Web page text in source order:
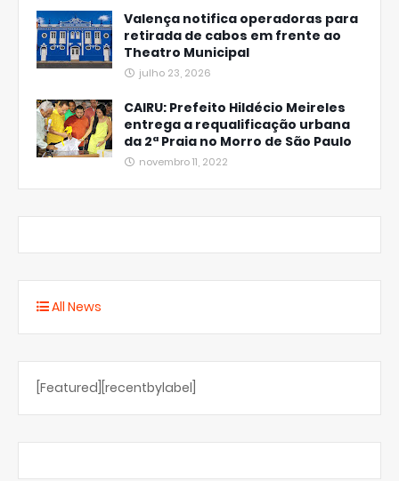
Valença notifica operadoras para
retirada de cabos em frente ao
Theatro Municipal
julho 23, 2026
CAIRU: Prefeito Hildécio Meireles
entrega a requalificação urbana
da 2ª Praia no Morro de São Paulo
novembro 11, 2022
All News
[Featured][recentbylabel]